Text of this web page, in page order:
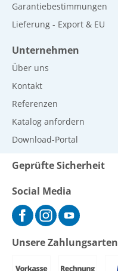
Garantiebestimmungen
Lieferung - Export & EU
Unternehmen
Über uns
Kontakt
Referenzen
Katalog anfordern
Download-Portal
Geprüfte Sicherheit
Social Media
Unsere Zahlungsarten